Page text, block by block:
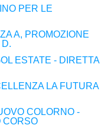
PER LE
A, PROMOZIONE
ESTATE - DIRETTA
LA FUTURA
COLORNO -
CORSO